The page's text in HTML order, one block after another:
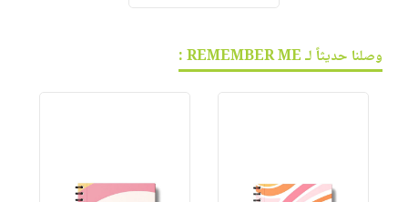
وصلنا حديثاً لـ REMEMBER ME :